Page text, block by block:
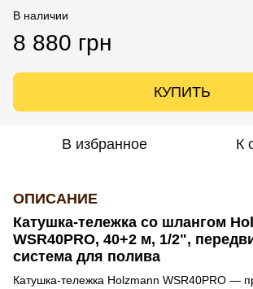
В наличии
8 880 грн
КУПИТЬ
В избранное К
ОПИСАНИЕ
Катушка-тележка со шлангом
WSR40PRO, 40+2 м, 1/2",
система для полива
Катушка-тележка Holzmann WSR40PRO —